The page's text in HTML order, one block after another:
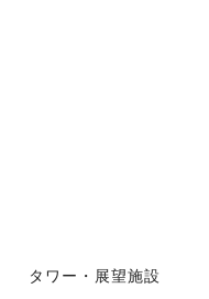
タワー・展望施設